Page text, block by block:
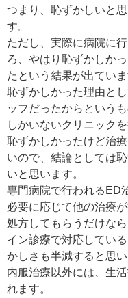
つまり、恥ずかしいと
す。
ただし、実際に病院に
ろ、やはり恥ずかしか
たという結果が出ていま
恥ずかしかった理由と
ッフだったからという
しかいないクリニック
恥ずかしかったけど治
いので、結論としては
いと思います。
専門病院で行われるED
必要に応じて他の治療
処方してもらうだけな
イン診療で対応してい
かしさも半減すると思い
内服治療以外には、生
れます。